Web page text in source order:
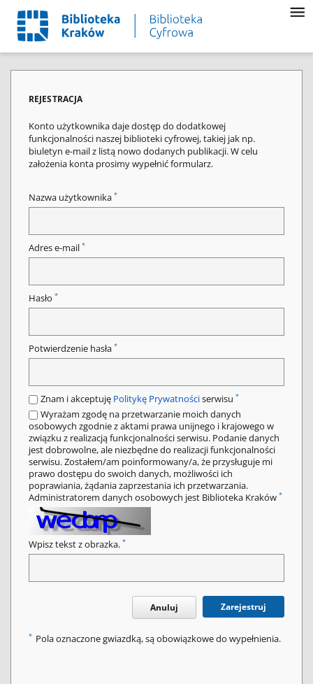
REJESTRACJA
Konto użytkownika daje dostęp do dodatkowej
funkcjonalności naszej biblioteki cyfrowej, takiej jak np.
biuletyn e-mail z listą nowo dodanych publikacji. W celu
założenia konta prosimy wypełnić formularz.
Nazwa użytkownika *
Adres e-mail *
Hasło *
Potwierdzenie hasła *
Znam i akceptuję Politykę Prywatnościserwisu *
Wyrażam zgodę na przetwarzanie moich danych
osobowych zgodnie z aktami prawa unijnego i krajowego w
związku z realizacją funkcjonalności serwisu. Podanie danych
jest dobrowolne, ale niezbędne do realizacji funkcjonalności
serwisu. Zostałem/am poinformowany/a, że przysługuje mi
prawo dostępu do swoich danych, możliwości ich
poprawiania, żądania zaprzestania ich przetwarzania.
Administratorem danych osobowych jest Biblioteka Kraków *
Wpisz tekst z obrazka. *
Anuluj Zarejestruj
* Pola oznaczone gwiazdką, są obowiązkowe do wypełnienia.